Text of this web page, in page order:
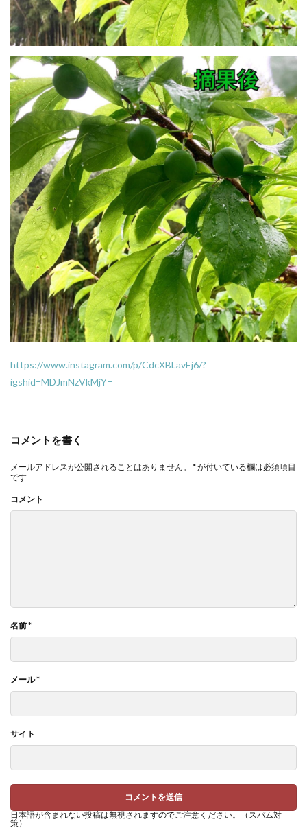
https://www.instagram.com/p/CdcXBLavEj6/?
igshid=MDJmNzVkMjY=
コメントを書く
メールアドレスが公開されることはありません。 *が付いている欄は必須項目
です
コメント
名前*
メール*
サイト
日本語が含まれない投稿は無視されますのでご注意ください。（スパム対
策）